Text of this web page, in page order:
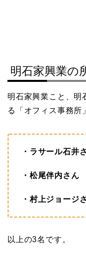
明石家興業の
明石家興業こと、明
る「オフィス事務所
・ラサール石井
・松尾伴内さん
・村上ジョージ
以上の3名です。